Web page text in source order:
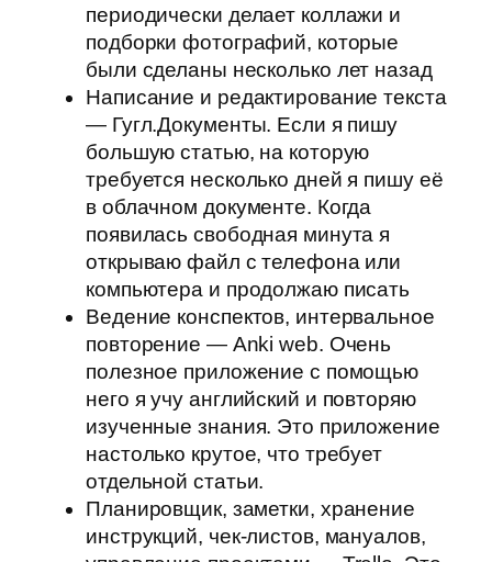
периодически делает коллажи и
подборки фотографий, которые
были сделаны несколько лет назад
Написание и редактирование текста
— Гугл.Документы. Если я пишу
большую статью, на которую
требуется несколько дней я пишу её
в облачном документе. Когда
появилась свободная минута я
открываю файл с телефона или
компьютера и продолжаю писать
Ведение конспектов, интервальное
повторение — Anki web. Очень
полезное приложение с помощью
него я учу английский и повторяю
изученные знания. Это приложение
настолько крутое, что требует
отдельной статьи.
Планировщик, заметки, хранение
инструкций, чек-листов, мануалов,